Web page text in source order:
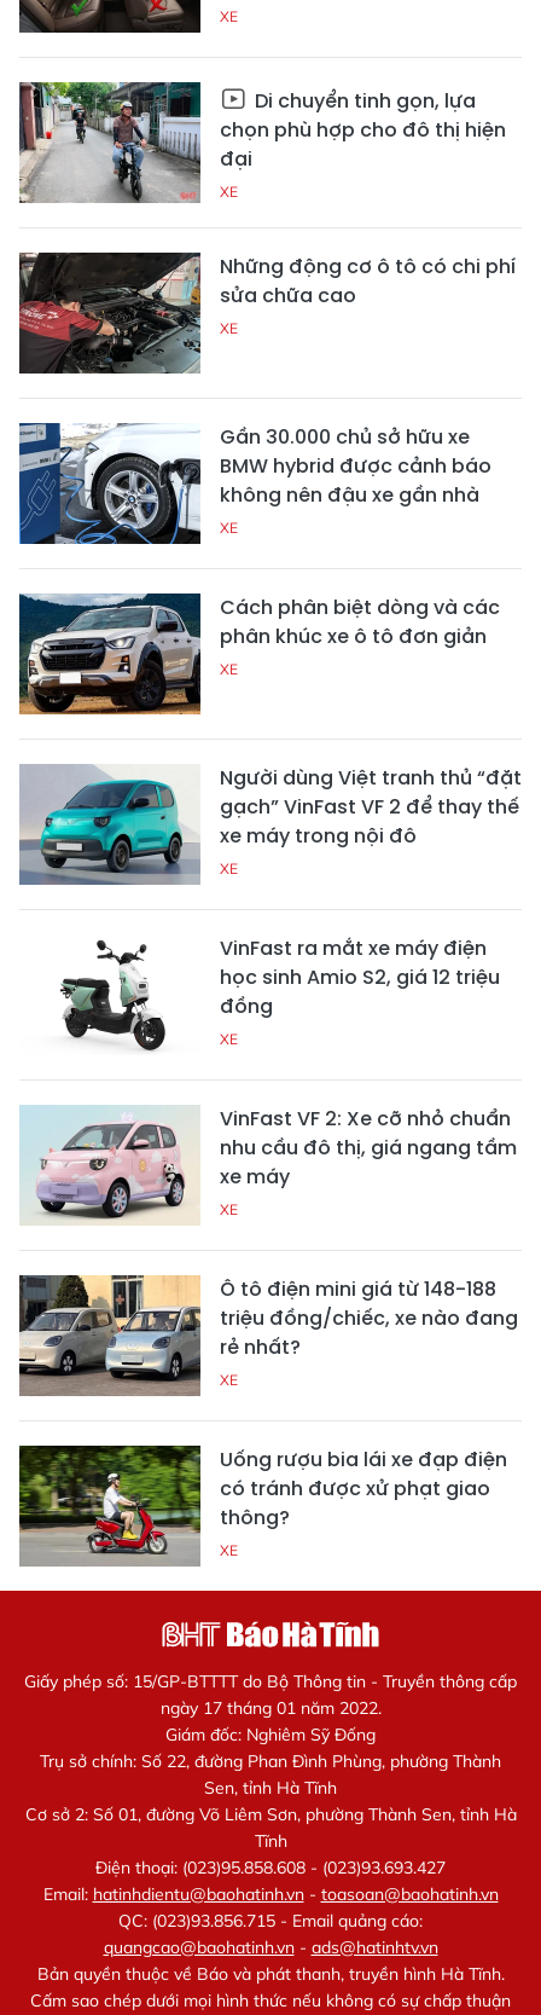
XE
Di chuyển tinh gọn, lựa
chọn phù hợp cho đô thị hiện
đại
XE
Những động cơ ô tô có chi phí
sửa chữa cao
XE
Gần 30.000 chủ sở hữu xe
BMW hybrid được cảnh báo
không nên đậu xe gần nhà
XE
Cách phân biệt dòng và các
phân khúc xe ô tô đơn giản
XE
Người dùng Việt tranh thủ “đặt
gạch” VinFast VF 2 để thay thế
xe máy trong nội đô
XE
VinFast ra mắt xe máy điện
học sinh Amio S2, giá 12 triệu
đồng
XE
VinFast VF 2: Xe cỡ nhỏ chuẩn
nhu cầu đô thị, giá ngang tầm
xe máy
XE
Ô tô điện mini giá từ 148-188
triệu đồng/chiếc, xe nào đang
rẻ nhất?
XE
Uống rượu bia lái xe đạp điện
có tránh được xử phạt giao
thông?
XE
Giấy phép số: 15/GP-BTTTT do Bộ Thông tin - Truyền thông cấp
ngày 17 tháng 01 năm 2022.
Giám đốc: Nghiêm Sỹ Đống
Trụ sở chính: Số 22, đường Phan Đình Phùng, phường Thành
Sen, tỉnh Hà Tĩnh
Cơ sở 2: Số 01, đường Võ Liêm Sơn, phường Thành Sen, tỉnh Hà
Tĩnh
Điện thoại: (023)95.858.608 - (023)93.693.427
Email: hatinhdientu@baohatinh.vn- toasoan@baohatinh.vn
QC: (023)93.856.715 - Email quảng cáo:
quangcao@baohatinh.vn- ads@hatinhtv.vn
Bản quyền thuộc về Báo và phát thanh, truyền hình Hà Tĩnh.
Cấm sao chép dưới mọi hình thức nếu không có sự chấp thuận